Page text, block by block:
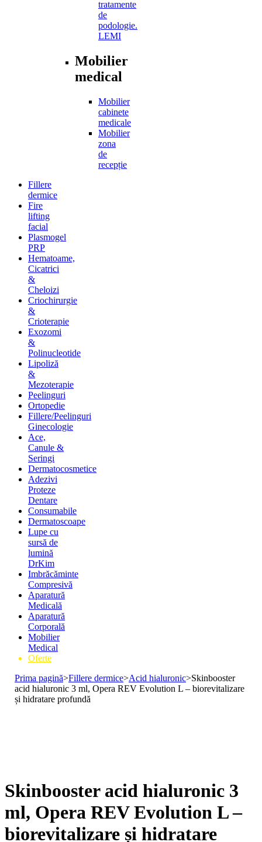
tratamente
de
podologie.
LEMI
Mobilier
medical
Mobilier
cabinete
medicale
Mobilier
zona
de
recepție
Fillere
dermice
Fire
lifting
facial
Plasmogel
PRP
Hematoame,
Cicatrici
&
Cheloizi
Criochirurgie
&
Crioterapie
Exozomi
&
Polinucleotide
Lipoliză
&
Mezoterapie
Peelinguri
Ortopedie
Fillere/Peelinguri
Ginecologie
Ace,
Canule &
Seringi
Dermatocosmetice
Adezivi
Proteze
Dentare
Consumabile
Dermatoscoape
Lupe cu
sursă de
lumină
DrKim
Imbrăcăminte
Compresivă
Aparatură
Medicală
Aparatură
Corporală
Mobilier
Medical
Oferte
Prima pagină>Fillere dermice>Acid hialuronic>Skinbooster
acid hialuronic 3 ml, Opera REV Evolution L – biorevitalizare
și hidratare profundă
Skinbooster acid hialuronic 3
ml, Opera REV Evolution L –
biorevitalizare și hidratare